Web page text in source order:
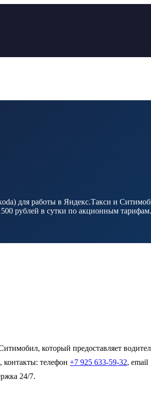
для работы в Яндекс.Такси и
рублей в сутки по акционным
который предоставляет
телефон +7 925 633-59-32, email
24/7.